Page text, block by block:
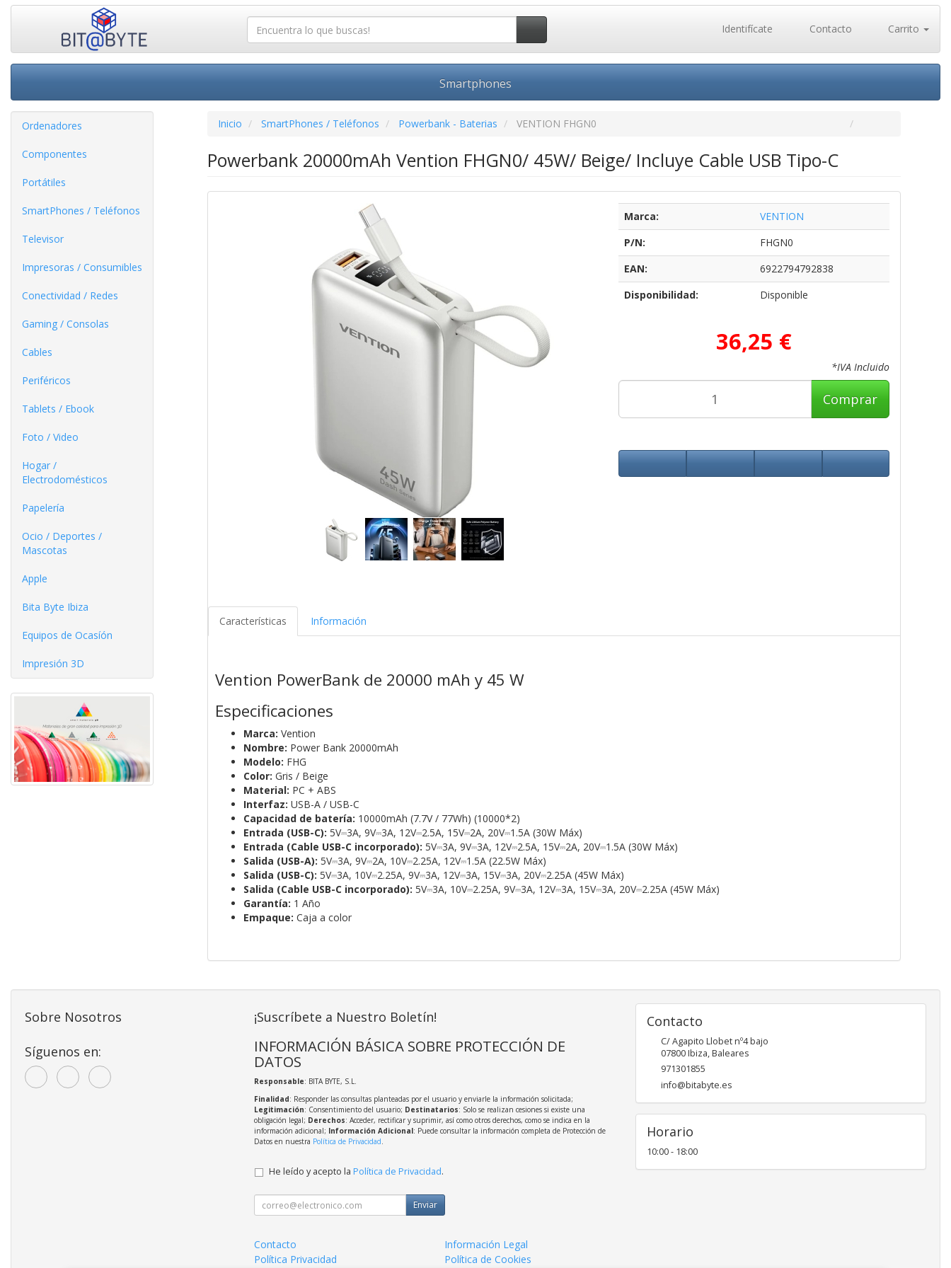
Identifícate Contacto Carrito
Smartphones
Ordenadores
Componentes
Portátiles
SmartPhones / Teléfonos
Televisor
Impresoras / Consumibles
Conectividad / Redes
Gaming / Consolas
Cables
Periféricos
Tablets / Ebook
Foto / Video
Hogar /
Electrodomésticos
Papelería
Ocio / Deportes /
Mascotas
Apple
Bita Byte Ibiza
Equipos de Ocasíón
Impresión 3D
Inicio SmartPhones / Teléfonos Powerbank - Baterias VENTION FHGN0
Powerbank 20000mAh Vention FHGN0/ 45W/ Beige/ Incluye Cable USB Tipo-C
Marca:
VENTION
P/N:
FHGN0
EAN:
6922794792838
Disponibilidad:
Disponible
36,25 €
*IVA Incluido
Comprar
Características Información
Vention PowerBank de 20000 mAh y 45 W
Especificaciones
Marca: Vention
Nombre: Power Bank 20000mAh
Modelo: FHG
Color: Gris / Beige
Material: PC + ABS
Interfaz: USB-A / USB-C
Capacidad de batería: 10000mAh (7.7V / 77Wh) (10000*2)
Entrada (USB-C): 5V⎓3A, 9V⎓3A, 12V⎓2.5A, 15V⎓2A, 20V⎓1.5A (30W Máx)
Entrada (Cable USB-C incorporado): 5V⎓3A, 9V⎓3A, 12V⎓2.5A, 15V⎓2A, 20V⎓1.5A (30W Máx)
Salida (USB-A): 5V⎓3A, 9V⎓2A, 10V⎓2.25A, 12V⎓1.5A (22.5W Máx)
Salida (USB-C): 5V⎓3A, 10V⎓2.25A, 9V⎓3A, 12V⎓3A, 15V⎓3A, 20V⎓2.25A (45W Máx)
Salida (Cable USB-C incorporado): 5V⎓3A, 10V⎓2.25A, 9V⎓3A, 12V⎓3A, 15V⎓3A, 20V⎓2.25A (45W Máx)
Garantía: 1 Año
Empaque: Caja a color
Sobre Nosotros
Síguenos en:
¡Suscríbete a Nuestro Boletín!
INFORMACIÓN BÁSICA SOBRE PROTECCIÓN DE
DATOS
Responsable: BITA BYTE, S.L.
Finalidad: Responder las consultas planteadas por el usuario y enviarle la información solicitada;
Legitimación: Consentimiento del usuario; Destinatarios: Solo se realizan cesiones si existe una
obligación legal; Derechos: Acceder, rectificar y suprimir, así como otros derechos, como se indica en la
información adicional; Información Adicional: Puede consultar la información completa de Protección de
Datos en nuestra Política de Privacidad.
He leído y acepto la Política de Privacidad.
Enviar
Contacto
Información Legal
Política Privacidad
Política de Cookies
Contacto
C/ Agapito Llobet nº4 bajo
07800Ibiza,Baleares
971301855
info@bitabyte.es
Horario
10:00 - 18:00